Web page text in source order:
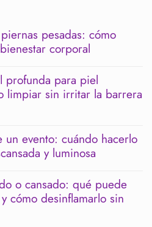
pesadas: cómo
corporal
profunda para piel
limpiar sin irritar la barrera
un evento: cuándo hacerlo
y luminosa
o cansado: qué puede
cómo desinflamarlo sin